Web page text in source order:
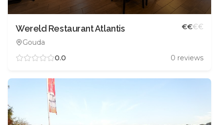
Wereld Restaurant Atlantis
Gouda
€€€€
0.0 0 reviews